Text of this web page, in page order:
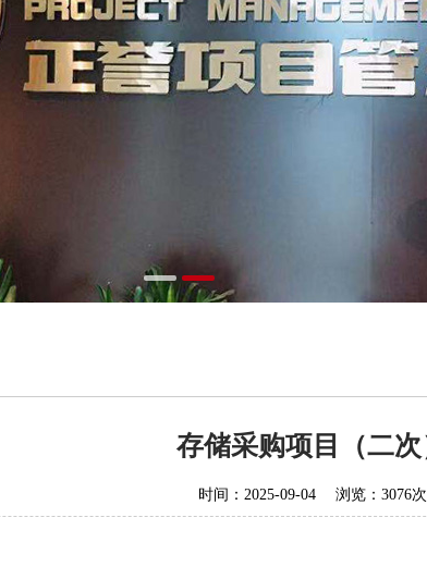
存储采购项目（二次
时间：2025-09-04 浏览：3076次